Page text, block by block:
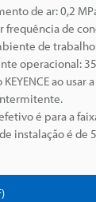
de ar: 0,2
frequência de
de trabalho:
operacional:
ao usar
é para a
instalação é de